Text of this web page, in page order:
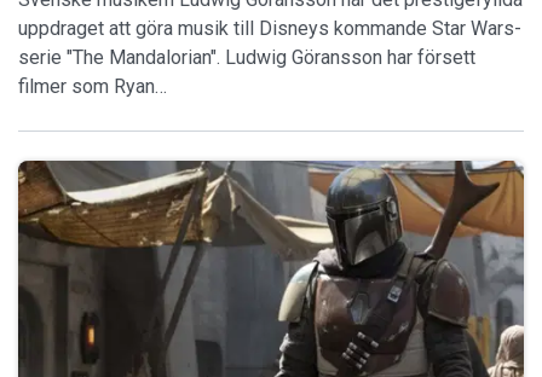
uppdraget att göra musik till Disneys kommande Star Wars-
serie "The Mandalorian". Ludwig Göransson har försett
filmer som Ryan…